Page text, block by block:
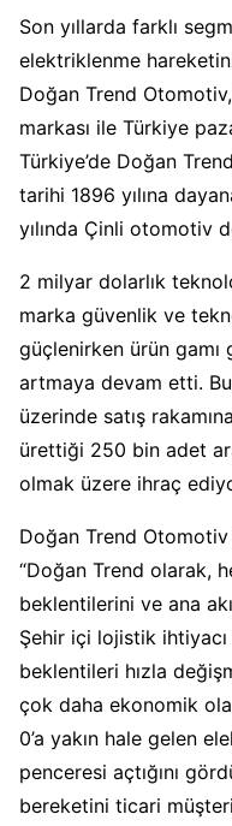
Son yıllarda farklı
elektriklenme
Doğan Trend
markası ile Türkiye
Türkiye’de Doğan
tarihi 1896 yılına
yılında Çinli otomotiv
2 milyar dolarlık
marka güvenlik ve
güçlenirken ürün gamı
artmaya devam etti.
üzerinde satış
ürettiği 250 bin adet
olmak üzere ihraç
Doğan Trend Otomotiv
“Doğan Trend olarak,
beklentilerini ve ana
Şehir içi lojistik
beklentileri hızla
çok daha ekonomik
0’a yakın hale gelen
penceresi açtığını
bereketini ticari